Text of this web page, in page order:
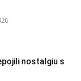
nostalgiu s